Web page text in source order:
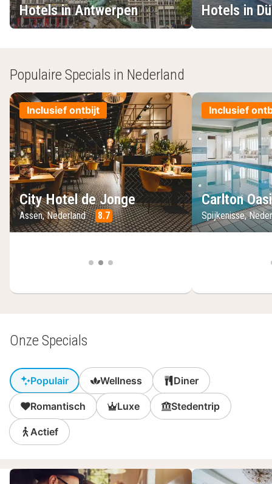
Hotels in Antwerpen Hotels in
Populaire Specials in Nederland
Inclusief ontbijt
City Hotel de Jonge
Assen, Nederland 8.7
Inclusief
Carlton
Spijkenisse,
Onze Specials
Populair Wellness Diner
Romantisch Luxe Stedentrip
Actief